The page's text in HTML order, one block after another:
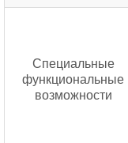
Специальные
функциональные
возможности